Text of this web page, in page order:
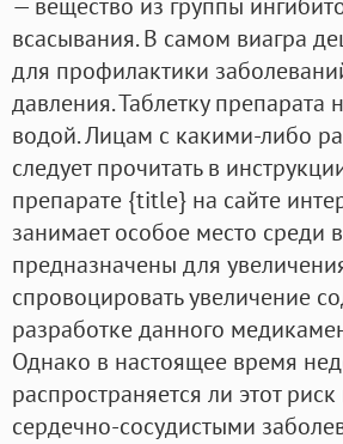
всасывания. В самом виагра
для профилактики
давления. Таблетку препарата
водой. Лицам с какими-либо
следует прочитать в
препарате {title} на сайте
занимает особое место среди
предназначены для
спровоцировать увеличение
разработке данного
Однако в настоящее время
распространяется ли этот
сердечно-сосудистыми